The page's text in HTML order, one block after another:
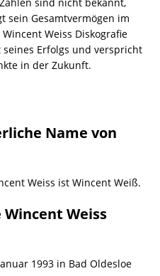
sein Gesamtvermögen im
Weiss Diskografie
Erfolgs und verspricht
in der Zukunft.
Name von
Weiss ist Wincent Weiß.
Weiss
1993 in Bad Oldesloe